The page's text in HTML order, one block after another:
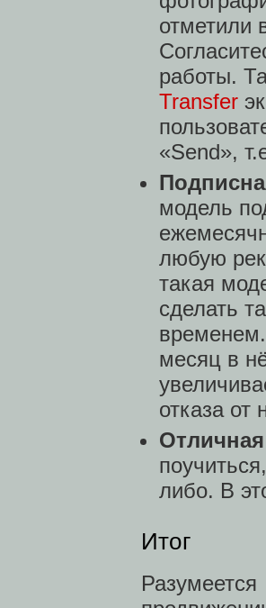
отметили
работы.
Transfer
«Send»,
модель
любую
такая
сделать
месяц в
отказа от
либо. В
Итог